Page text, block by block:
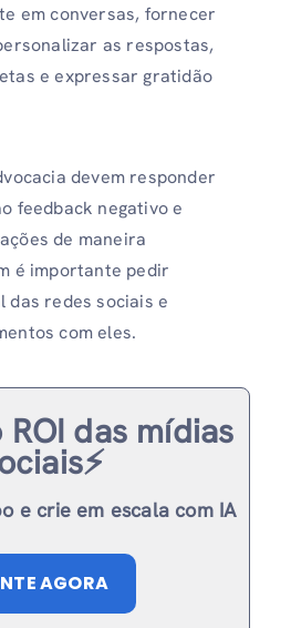
em conversas, fornecer
as respostas,
e expressar gratidão
devem responder
feedback negativo e
de maneira
é importante pedir
das redes sociais e
com eles.
das mídias
e crie em escala com IA
AGORA